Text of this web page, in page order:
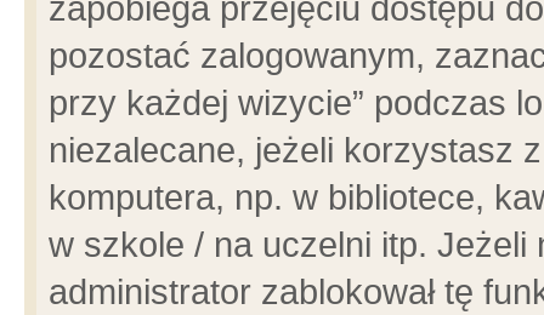
pozostać zalogowanym,
przy każdej wizycie” podczas
niezalecane, jeżeli korzystasz
komputera, np. w bibliotece,
w szkole / na uczelni itp.
administrator zablokował tę